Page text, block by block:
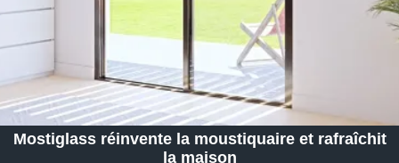
Mostiglass réinvente la moustiquaire et rafraîchit
la maison